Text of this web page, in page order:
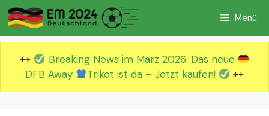
Zum
Inhalt
springen
Menü
++
Breaking News im März 2026: Das neue
DFB Away
Trikot ist da – Jetzt kaufen! ++